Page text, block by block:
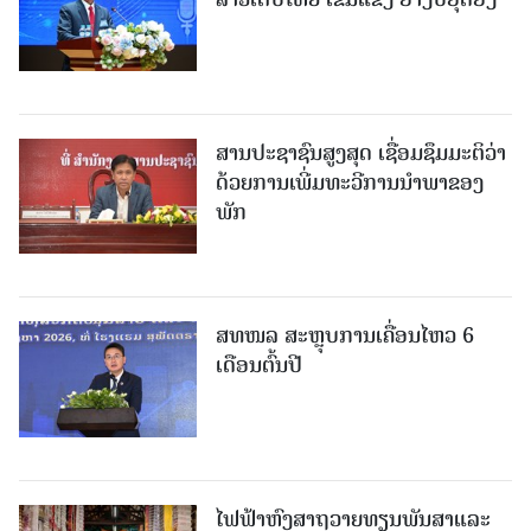
ສານປະຊາຊົນສູງສຸດ ເຊື່ອມຊຶມມະຕິວ່າ
ດ້ວຍການເພີ່ມທະວີການນຳພາຂອງ
ພັກ
ສທໜລ ສະຫຼຸບການເຄື່ອນໄຫວ 6
ເດືອນຕົ້ນປີ
ໄຟຟ້າຫົງສາຖວາຍທຽນພັນສາແລະ